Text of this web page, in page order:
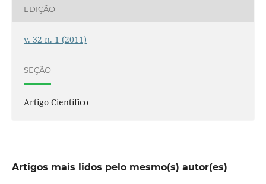
EDIÇÃO
v. 32 n. 1 (2011)
SEÇÃO
Artigo Científico
Artigos mais lidos pelo mesmo(s) autor(es)